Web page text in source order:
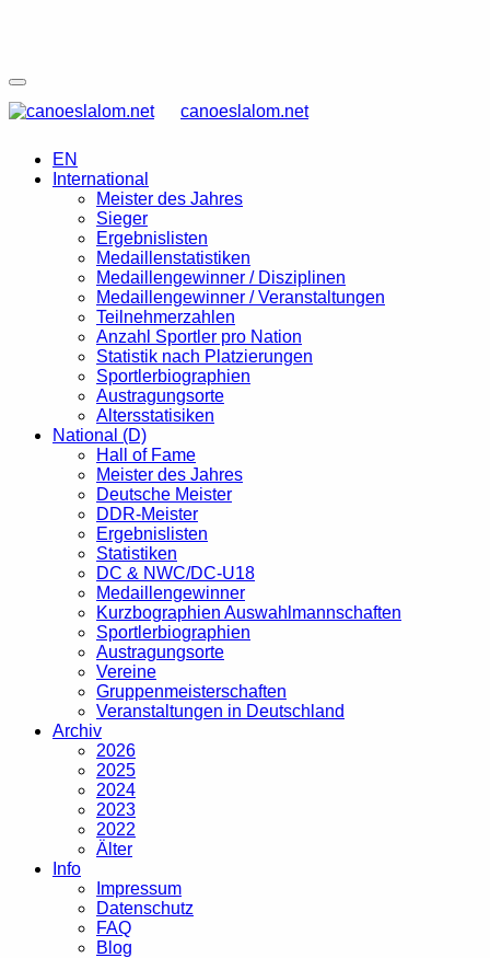
canoeslalom.net
EN
International
Meister des Jahres
Sieger
Ergebnislisten
Medaillenstatistiken
Medaillengewinner / Disziplinen
Medaillengewinner / Veranstaltungen
Teilnehmerzahlen
Anzahl Sportler pro Nation
Statistik nach Platzierungen
Sportlerbiographien
Austragungsorte
Altersstatisiken
National (D)
Hall of Fame
Meister des Jahres
Deutsche Meister
DDR-Meister
Ergebnislisten
Statistiken
DC & NWC/DC-U18
Medaillengewinner
Kurzbographien Auswahlmannschaften
Sportlerbiographien
Austragungsorte
Vereine
Gruppenmeisterschaften
Veranstaltungen in Deutschland
Archiv
2026
2025
2024
2023
2022
Älter
Info
Impressum
Datenschutz
FAQ
Blog